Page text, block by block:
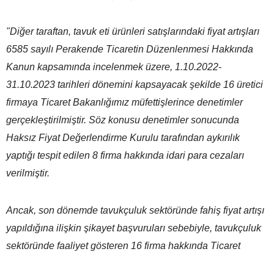
"Diğer taraftan, tavuk eti ürünleri satışlarındaki fiyat artışları
6585 sayılı Perakende Ticaretin Düzenlenmesi Hakkında
Kanun kapsamında incelenmek üzere, 1.10.2022-
31.10.2023 tarihleri dönemini kapsayacak şekilde 16 üretici
firmaya Ticaret Bakanlığımız müfettişlerince denetimler
gerçekleştirilmiştir. Söz konusu denetimler sonucunda
Haksız Fiyat Değerlendirme Kurulu tarafından aykırılık
yaptığı tespit edilen 8 firma hakkında idari para cezaları
verilmiştir.
Ancak, son dönemde tavukçuluk sektöründe fahiş fiyat artışı
yapıldığına ilişkin şikayet başvuruları sebebiyle, tavukçuluk
sektöründe faaliyet gösteren 16 firma hakkında Ticaret